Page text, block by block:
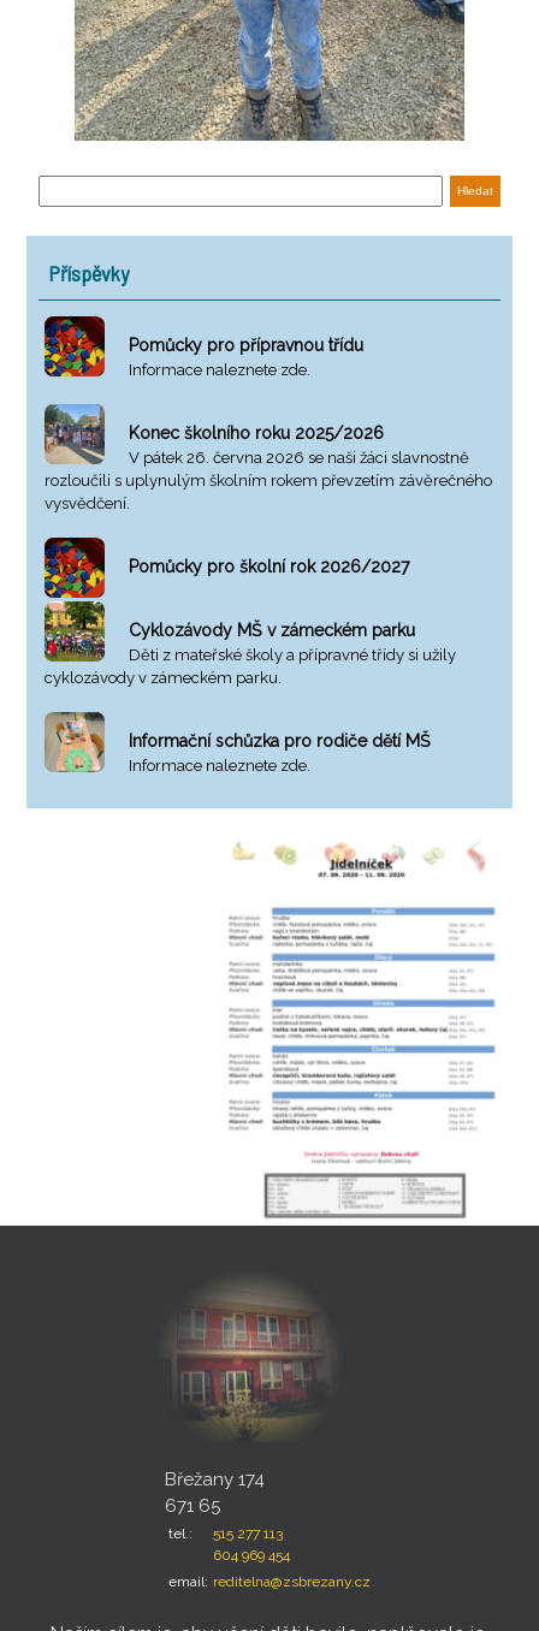
Příspěvky
Pomůcky pro přípravnou třídu
Informace naleznete zde.
Konec školního roku 2025/2026
V pátek 26. června 2026 se naši žáci slavnostně
rozloučili s uplynulým školním rokem převzetím závěrečného
vysvědčení.
Pomůcky pro školní rok 2026/2027
Cyklozávody MŠ v zámeckém parku
Děti z mateřské školy a přípravné třídy si užily
cyklozávody v zámeckém parku.
Informační schůzka pro rodiče dětí MŠ
Informace naleznete zde.
Břežany 174
671 65
tel.:
515 277 113
604 969 454
email: reditelna@zsbrezany.cz